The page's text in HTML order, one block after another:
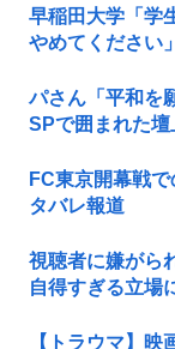
早稲田大学「学
やめてください」
パさん「平和を
SPで囲まれた壇
FC東京開幕戦
タバレ報道
視聴者に嫌がら
自得すぎる立
【トラウマ】